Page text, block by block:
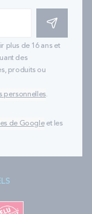
S'INSCRIRE
plus de 16 ans et
des
produits ou
personnelles.
de Googleet les